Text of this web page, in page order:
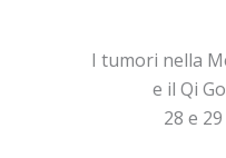
I tumori nella
e il Qi
28 e